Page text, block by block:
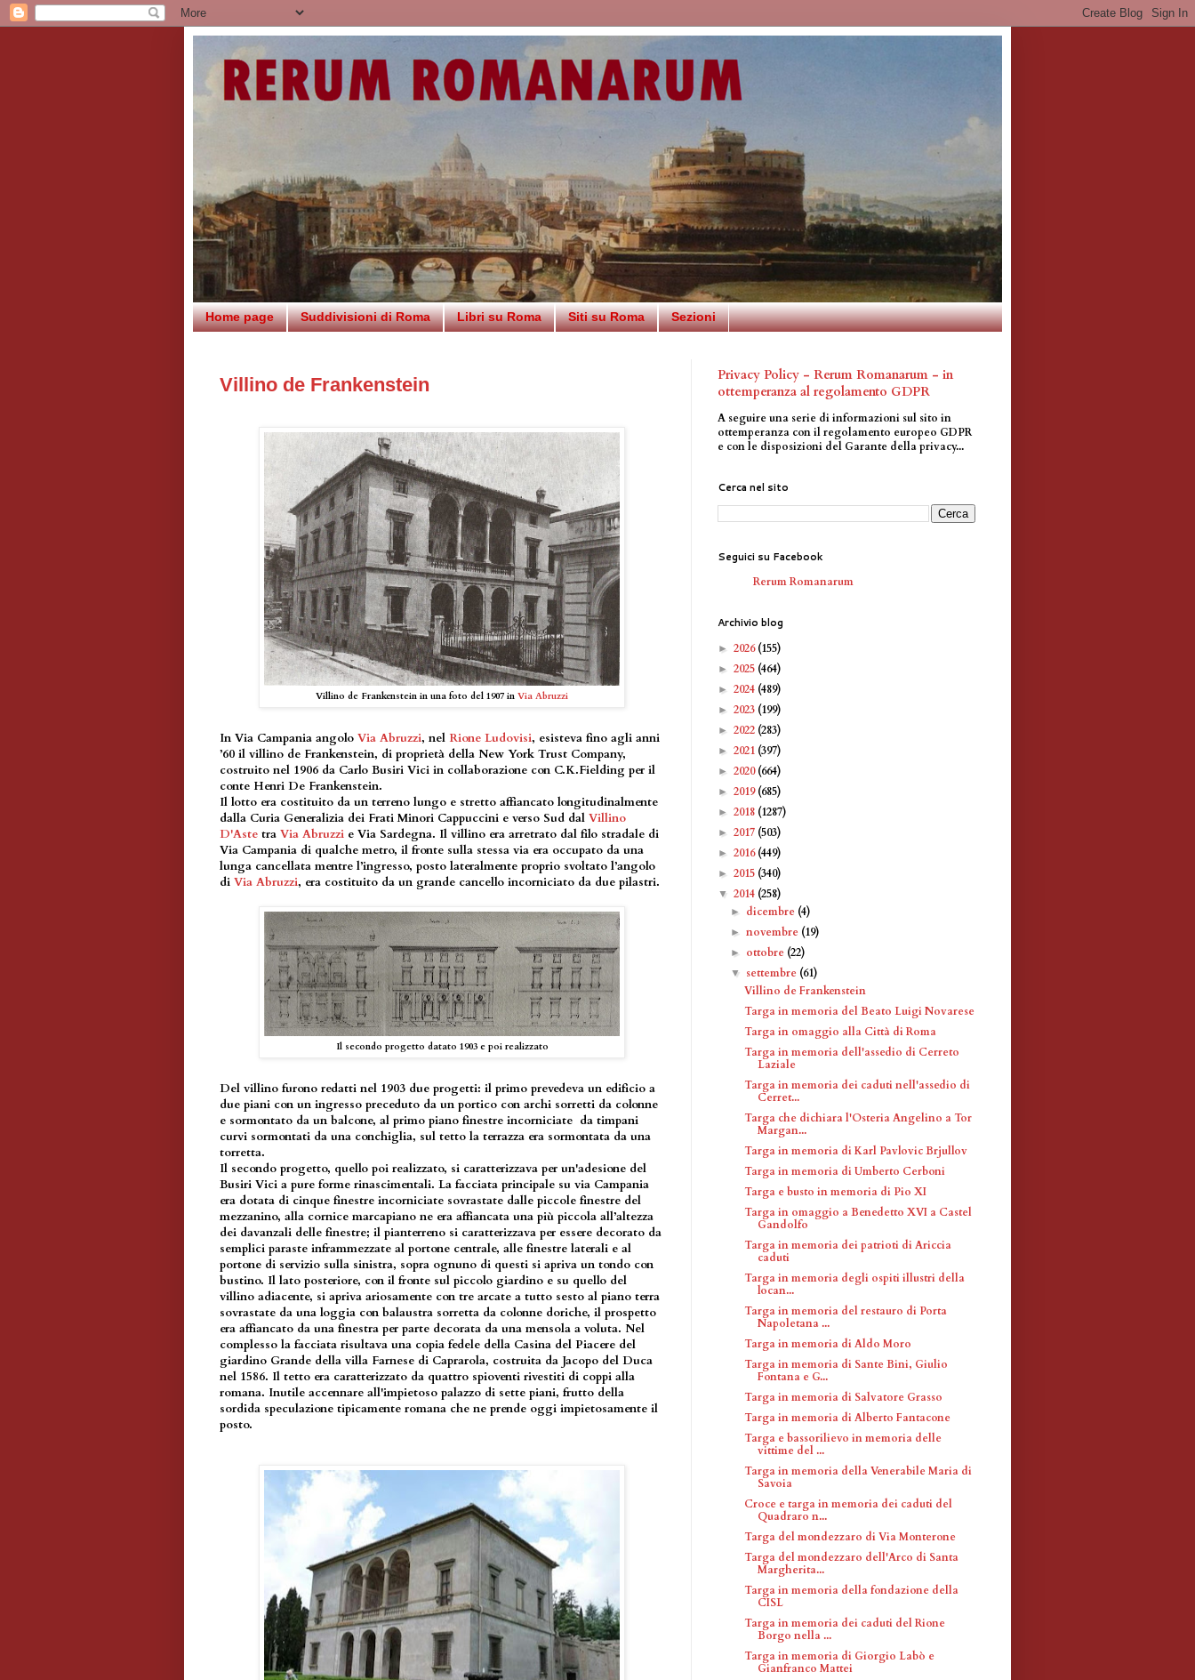
Home page Suddivisioni di Roma Libri su Roma Siti su Roma Sezioni
Villino de Frankenstein
Villino de Frankenstein in una foto del 1907 in Via Abruzzi
In Via Campania angolo Via Abruzzi, nel Rione Ludovisi, esisteva fino agli anni
’60 il villino de Frankenstein, di proprietà della New York Trust Company,
costruito nel 1906 da Carlo Busiri Vici in collaborazione con C.K.Fielding per il
conte Henri De Frankenstein.
Il lotto era costituito da un terreno lungo e stretto affiancato longitudinalmente
dalla Curia Generalizia dei Frati Minori Cappuccini e verso Sud dal Villino
D'Aste tra Via Abruzzi e Via Sardegna. Il villino era arretrato dal filo stradale di
Via Campania di qualche metro, il fronte sulla stessa via era occupato da una
lunga cancellata mentre l’ingresso, posto lateralmente proprio svoltato l’angolo
di Via Abruzzi, era costituito da un grande cancello incorniciato da due pilastri.
Il secondo progetto datato 1903 e poi realizzato
Del villino furono redatti nel 1903 due progetti: il primo prevedeva un edificio a
due piani con un ingresso preceduto da un portico con archi sorretti da colonne
e sormontato da un balcone, al primo piano finestre incorniciate da timpani
curvi sormontati da una conchiglia, sul tetto la terrazza era sormontata da una
torretta.
Il secondo progetto, quello poi realizzato, si caratterizzava per un'adesione del
Busiri Vici a pure forme rinascimentali. La facciata principale su via Campania
era dotata di cinque finestre incorniciate sovrastate dalle piccole finestre del
mezzanino, alla cornice marcapiano ne era affiancata una più piccola all’altezza
dei davanzali delle finestre; il pianterreno si caratterizzava per essere decorato da
semplici paraste inframmezzate al portone centrale, alle finestre laterali e al
portone di servizio sulla sinistra, sopra ognuno di questi si apriva un tondo con
bustino. Il lato posteriore, con il fronte sul piccolo giardino e su quello del
villino adiacente, si apriva ariosamente con tre arcate a tutto sesto al piano terra
sovrastate da una loggia con balaustra sorretta da colonne doriche, il prospetto
era affiancato da una finestra per parte decorata da una mensola a voluta. Nel
complesso la facciata risultava una copia fedele della Casina del Piacere del
giardino Grande della villa Farnese di Caprarola, costruita da Jacopo del Duca
nel 1586. Il tetto era caratterizzato da quattro spioventi rivestiti di coppi alla
romana. Inutile accennare all'impietoso palazzo di sette piani, frutto della
sordida speculazione tipicamente romana che ne prende oggi impietosamente il
posto.
Privacy Policy - Rerum Romanarum - in
ottemperanza al regolamento GDPR
A seguire una serie di informazioni sul sito in
ottemperanza con il regolamento europeo GDPR
e con le disposizioni del Garante della privacy...
Cerca nel sito
Seguici su Facebook
Rerum Romanarum
Archivio blog
► 2026(155)
► 2025 (464)
► 2024 (489)
► 2023 (199)
► 2022 (283)
► 2021 (397)
► 2020(664)
► 2019(685)
► 2018 (1287)
► 2017 (503)
► 2016(449)
► 2015 (340)
▼ 2014 (258)
► dicembre (4)
►novembre (19)
► ottobre (22)
▼ settembre (61)
Villino de Frankenstein
Targa in memoria del Beato Luigi Novarese
Targa in omaggio alla Città di Roma
Targa in memoria dell'assedio di Cerreto
Laziale
Targa in memoria dei caduti nell'assedio di
Cerret...
Targa che dichiara l'Osteria Angelino a Tor
Margan...
Targa in memoria di Karl Pavlovic Brjullov
Targa in memoria di Umberto Cerboni
Targa e busto in memoria di Pio XI
Targa in omaggio a Benedetto XVI a Castel
Gandolfo
Targa in memoria dei patrioti di Ariccia
caduti
Targa in memoria degli ospiti illustri della
locan...
Targa in memoria del restauro di Porta
Napoletana ...
Targa in memoria di Aldo Moro
Targa in memoria di Sante Bini, Giulio
Fontana e G...
Targa in memoria di Salvatore Grasso
Targa in memoria di Alberto Fantacone
Targa e bassorilievo in memoria delle
vittime del ...
Targa in memoria della Venerabile Maria di
Savoia
Croce e targa in memoria dei caduti del
Quadraro n...
Targa del mondezzaro di Via Monterone
Targa del mondezzaro dell'Arco di Santa
Margherita...
Targa in memoria della fondazione della
CISL
Targa in memoria dei caduti del Rione
Borgo nella ...
Targa in memoria di Giorgio Labò e
Gianfranco Mattei